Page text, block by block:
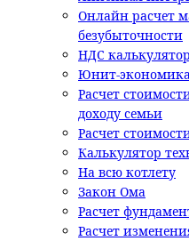
Онлайн расчет
безубыточности
НДС
Юнит-
Расчет
доходу семьи
Расчет
Калькулятор
На всю котлету
Закон Ома
Расчет
Расчет